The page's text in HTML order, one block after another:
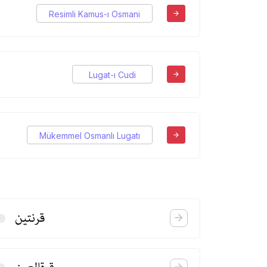
Resimli Kamus-ı Osmani
Lugat-ı Cudi
Mükemmel Osmanlı Lugatı
قرنتین